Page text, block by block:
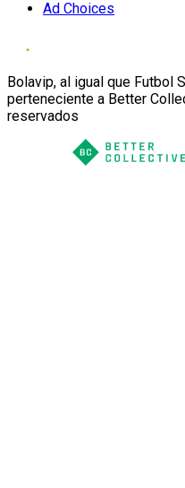
Ad Choices
Bolavip, al igual que Futbol
perteneciente a Better
reservados